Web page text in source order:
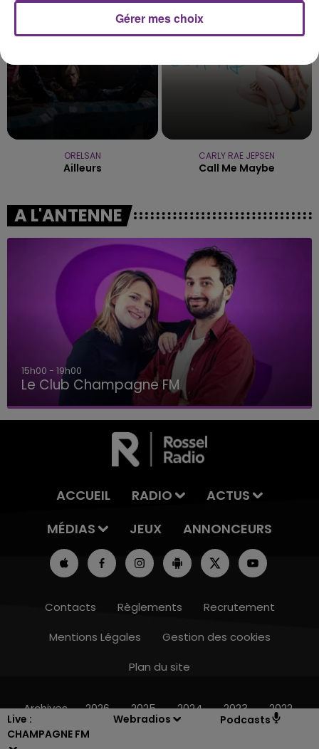
Live :
CHAMPAGNE FM
Webradios Podcasts
ORELSAN
Ailleurs
CARLY RAE JEPSEN
Call Me Maybe
A L'ANTENNE
15h00 - 19h00
Le Club Champagne FM
ACCUEIL RADIO
ACTUS
MÉDIAS
JEUX ANNONCEURS
Contacts Règlements
Recrutement
Mentions Légales
Gestion des cookies
Plan du site
Archives 2026 2025 2024 2023 2022
Gérer mes choix